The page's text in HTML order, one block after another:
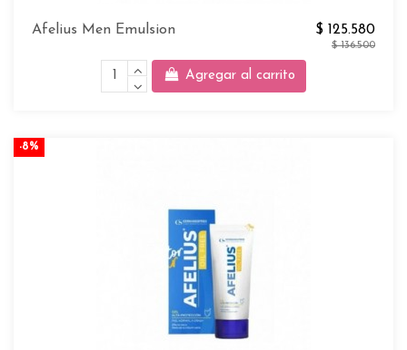
Afelius Men Emulsion $ 125.580
$ 136.500
Agregar al carrito
-8%